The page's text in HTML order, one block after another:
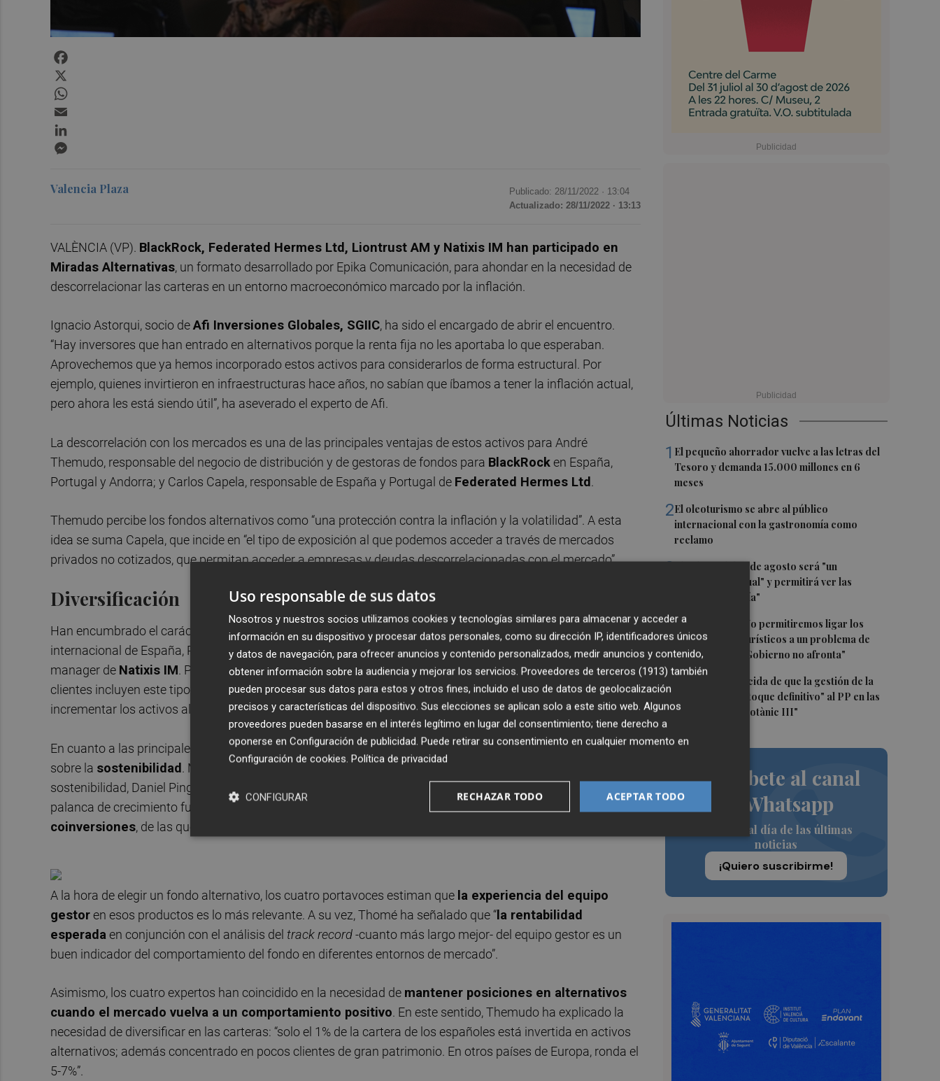
Últimas Noticias
1 El pequeño ahorrador vuelve a las letras del
Tesoro y demanda 15.000 millones en 6
meses
2El oleoturismo se abre al público
internacional con la gastronomía como
reclamo
3El eclipse del 12 de agosto será "un
espectáculo visual" y permitirá ver las
perseidas "de día"
4Marián Cano: "No permitiremos ligar los
apartamentos turísticos a un problema de
vivienda que el Gobierno no afronta"
5
Morant, convencida de que la gestión de la
dana será "el estoque definitivo" al PP en las
urnas: "Habrá Botànic III"
Suscríbete al canal
de Whatsapp
Siempre al día de las últimas
noticias
¡Quiero suscribirme!
Valencia Plaza Publicado: 28/11/2022 · 13:04
Actualizado: 28/11/2022 · 13:13
VALÈNCIA (VP). BlackRock, Federated Hermes Ltd, Liontrust AM y Natixis IM han participado en
Miradas Alternativas, un formato desarrollado por Epika Comunicación, para ahondar en la necesidad de
descorrelacionar las carteras en un entorno macroeconómico marcado por la inflación.
Ignacio Astorqui, socio deAfi Inversiones Globales, SGIIC, ha sido el encargado de abrir el encuentro.
“Hay inversores que han entrado en alternativos porque la renta fija no les aportaba lo que esperaban.
Aprovechemos que ya hemos incorporado estos activos para considerarlos de forma estructural. Por
ejemplo, quienes invirtieron en infraestructuras hace años, no sabían que íbamos a tener la inflación actual,
pero ahora les está siendo útil”, ha aseverado el experto de Afi.
La descorrelación con los mercados es una de las principales ventajas de estos activos para André
Themudo, responsable del negocio de distribución y de gestoras de fondos para BlackRock en España,
Portugal y Andorra; y Carlos Capela, responsable de España y Portugal de Federated Hermes Ltd.
Themudo percibe los fondos alternativos como “una protección contra la inflación y la volatilidad”. A esta
idea se suma Capela, que incide en “el tipo de exposición al que podemos acceder a través de mercados
privados no cotizados, que permitan acceder a empresas y deudas descorrelacionadas con el mercado”.
Diversificación
Han encumbrado el carácter diversificador de la inversión alternativa Gonzalo Thomé, director de ventas
internacional de España, Portugal, Andorra y Latam deLiontrust AM; y Daniel Pingarrón, senior sales
manager de Natixis IM. Para Thomé, “la capacidad para diversificar carteras es el motivo por el que los
clientes incluyen este tipo de activos”; y Pingarrón ha subrayado que “estos años son una oportunidad para
incrementar los activos alternativos de las carteras, dado el previsible incremento de la volatilidad”.
En cuanto a las principales tendencias, los expertos de Federated Hermes Ltd. y Natixis IM ponen el foco
sobre la sostenibilidad . Mientras que Carlos Capela encuentra valor en los mercados privados ligados a la
sostenibilidad, Daniel Pingarrón señala las infraestructuras ligadas a las energías renovables como una
palanca de crecimiento futuro. Por su parte, André Themudo de BlackRock ve una oportunidad en las
coinversiones, de las que ha destacado como principal ventaja el ahorro de comisiones.
A la hora de elegir un fondo alternativo, los cuatro portavoces estiman que la experiencia del equipo
gestor en esos productos es lo más relevante. A su vez, Thomé ha señalado que “ la rentabilidad
esperada en conjunción con el análisis del track record-cuanto más largo mejor- del equipo gestor es un
buen indicador del comportamiento del fondo en diferentes entornos de mercado”.
Asimismo, los cuatro expertos han coincidido en la necesidad de mantener posiciones en alternativos
cuando el mercado vuelva a un comportamiento positivo. En este sentido, Themudo ha explicado la
necesidad de diversificar en las carteras: “solo el 1% de la cartera de los españoles está invertida en activos
alternativos; además concentrado en pocos clientes de gran patrimonio. En otros países de Europa, ronda el
5-7%”.
Uso responsable de sus datos
Nosotros y nuestros socios utilizamos cookies y tecnologías similares para almacenar y acceder a
información en su dispositivo y procesar datos personales, como su dirección IP, identificadores únicos
y datos de navegación, para ofrecer anuncios y contenido personalizados, medir anuncios y contenido,
obtener información sobre la audiencia y mejorar los servicios. Proveedores de terceros (1913) también
pueden procesar sus datos para estos y otros fines, incluido el uso de datos de geolocalización
precisos y características del dispositivo. Sus elecciones se aplican solo a este sitio web. Algunos
proveedores pueden basarse en el interés legítimo en lugar del consentimiento; tiene derecho a
oponerse en Configuración de publicidad. Puede retirar su consentimiento en cualquier momento en
Configuración de cookies. Política de privacidad
ACEPTAR TODO
RECHAZAR TODO
CONFIGURAR